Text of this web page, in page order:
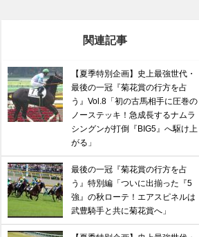
関連記事
【夏季特別企画】史上最強世代・
最後の一冠『菊花賞の行方を占
う』Vol.8「初の古馬相手に圧巻の
ノーステッキ！急成長するナムラ
シングンが打倒『BIG5』へ駆け上
がる」
最後の一冠『菊花賞の行方を占
う』特別編「ついに出揃った『5
強』の秋ローテ！エアスピネルは
武豊騎手と共に菊花賞へ」